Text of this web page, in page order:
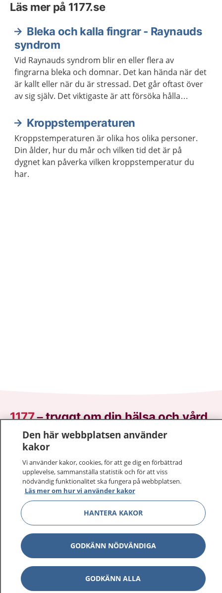
Läs mer på 1177.se
Bleka och kalla fingrar - Raynauds
syndrom
Vid Raynauds syndrom blir en eller flera av
fingrarna bleka och domnar. Det kan hända när det
är kallt eller när du är stressad. Det går oftast över
av sig själv. Det viktigaste är att försöka hålla
åldern.Kroppstemperaturen
Kroppstemperaturen är olika hos olika personer.
Din ålder, hur du mår och vilken tid det är på
dygnet kan påverka vilken kroppstemperatur du
har.
1177–tryggt om din hälsa och vård
På 1177.se får du råd om hälsa och information om
sjukdomar och vilka mottagningar du kan kontakta.
Logga in för att läsa din journal och göra dina
vårdärenden. Ring telefonnummer 1177 för
sjukvårdsrådgivning dygnet runt.
1177 ger dig råd när du vill må bättre.
1177 på flera språk
Visa
Den här webbplatsen använder
kakor
Vi använder kakor, cookies, för att ge dig en förbättrad
upplevelse, sammanställa statistik och för att viss
nödvändig funktionalitet ska fungera på webbplatsen.
Läs mer om hur vi använder kakor
HANTERA KAKOR
GODKÄNN NÖDVÄNDIGA
GODKÄNN ALLA